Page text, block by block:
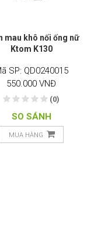
mau khô nối ống nữ
Ktom K130
SP: QD0240015
550.000 VNĐ
(0)
SO SÁNH
MUA HÀNG